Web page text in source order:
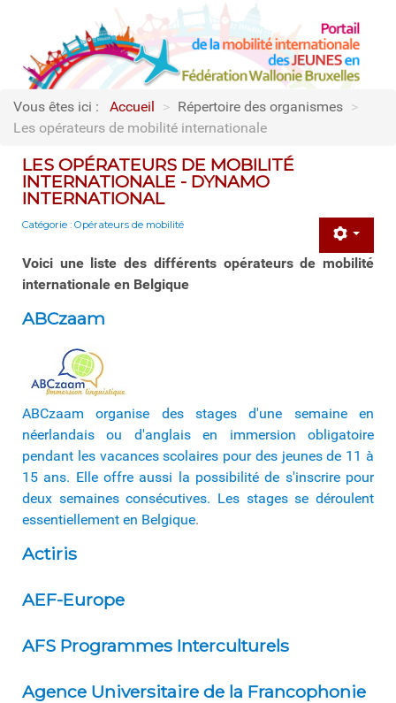
Vous êtes ici : Accueil > Répertoire des organismes >
Les opérateurs de mobilité internationale
LES OPÉRATEURS DE MOBILITÉ
INTERNATIONALE - DYNAMO
INTERNATIONAL
Catégorie : Opérateurs de mobilité
Voici une liste des différents opérateurs de mobilité
internationale en Belgique
ABCzaam
ABCzaam organise des stages d'une semaine en
néerlandais ou d'anglais en immersion obligatoire
pendant les vacances scolaires pour des jeunes de 11 à
15 ans. Elle offre aussi la possibilité de s'inscrire pour
deux semaines consécutives. Les stages se déroulent
essentiellement en Belgique.
Actiris
AEF-Europe
AFS Programmes Interculturels
Agence Universitaire de la Francophonie